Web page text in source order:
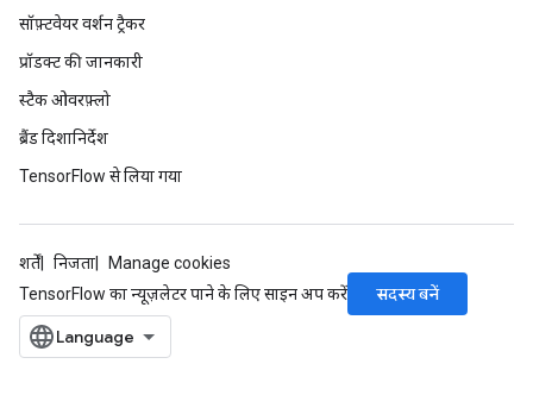
सॉफ़्टवेयर वर्शन ट्रैकर
प्रॉडक्ट की जानकारी
स्टैक ओवरफ़्लो
ब्रैंड दिशानिर्देश
TensorFlow से लिया गया
शर्तें निजता
Manage cookies
TensorFlow का न्यूज़लेटर पाने के लिए साइन अप करें
सदस्य बनें